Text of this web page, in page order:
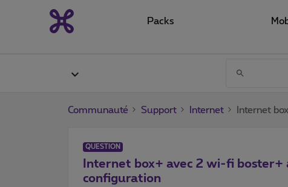
Packs
Communauté Support Internet Internet
QUESTION
Internet box+ avec 2 wi-fi boster+
configuration